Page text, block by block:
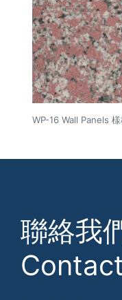
WP-16 Wall Panels 樣
聯絡我